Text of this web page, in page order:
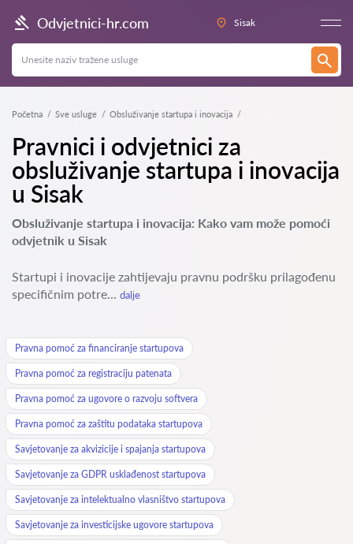
Odvjetnici-hr.com Sisak
Početna Sve usluge Obsluživanje startupa i inovacija
Pravnici i odvjetnici za
obsluživanje startupa i inovacija
u Sisak
Obsluživanje startupa i inovacija: Kako vam može pomoći
odvjetnik u Sisak
Startupi i inovacije zahtijevaju pravnu podršku prilagođenu
specifičnim potre... dalje
Pravna pomoć za financiranje startupova
Pravna pomoć za registraciju patenata
Pravna pomoć za ugovore o razvoju softvera
Pravna pomoć za zaštitu podataka startupova
Savjetovanje za akvizicije i spajanja startupova
Savjetovanje za GDPR usklađenost startupova
Savjetovanje za intelektualno vlasništvo startupova
Savjetovanje za investicijske ugovore startupova